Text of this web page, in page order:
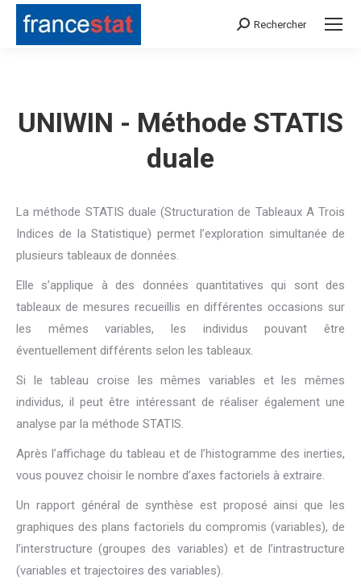
Search:
Rechercher
UNIWIN - Méthode STATIS
duale
La méthode STATIS duale (Structuration de Tableaux A Trois
Indices de la Statistique) permet l’exploration simultanée de
plusieurs tableaux de données.
Elle s’applique à des données quantitatives qui sont des
tableaux de mesures recueillis en différentes occasions sur
les mêmes variables, les individus pouvant être
éventuellement différents selon les tableaux.
Si le tableau croise les mêmes variables et les mêmes
individus, il peut être intéressant de réaliser également une
analyse par la méthode STATIS.
Après l’affichage du tableau et de l’histogramme des inerties,
vous pouvez choisir le nombre d’axes factoriels à extraire.
Un rapport général de synthèse est proposé ainsi que les
graphiques des plans factoriels du compromis (variables), de
l’interstructure (groupes des variables) et de l’intrastructure
(variables et trajectoires des variables).